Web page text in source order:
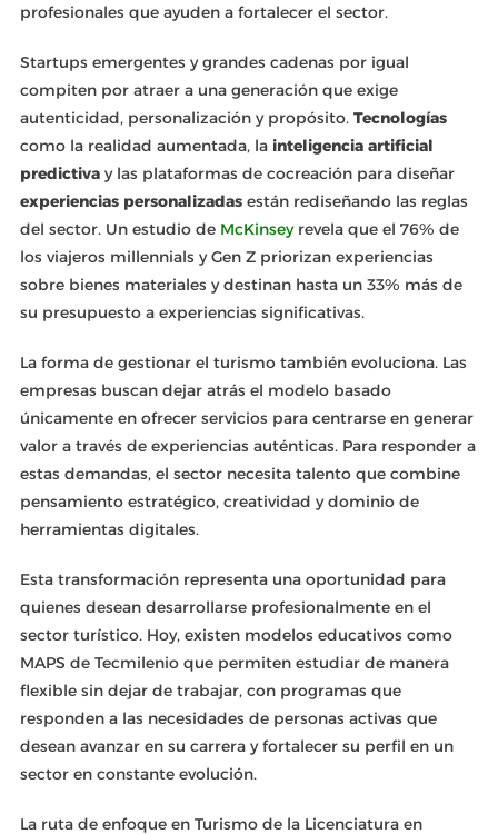
profesionales que ayuden a fortalecer el sector.
Startups emergentes y grandes cadenas por igual
compiten por atraer a una generación que exige
autenticidad, personalización y propósito. Tecnologías
como la realidad aumentada, la inteligencia artificial
predictivay las plataformas de cocreación para diseñar
experiencias personalizadas están rediseñando las reglas
del sector. Un estudio de McKinseyrevela que el 76% de
los viajeros millennials y Gen Z priorizan experiencias
sobre bienes materiales y destinan hasta un 33% más de
su presupuesto a experiencias significativas.
La forma de gestionar el turismo también evoluciona. Las
empresas buscan dejar atrás el modelo basado
únicamente en ofrecer servicios para centrarse en generar
valor a través de experiencias auténticas. Para responder a
estas demandas, el sector necesita talento que combine
pensamiento estratégico, creatividad y dominio de
herramientas digitales.
Esta transformación representa una oportunidad para
quienes desean desarrollarse profesionalmente en el
sector turístico. Hoy, existen modelos educativos como
MAPS de Tecmilenio que permiten estudiar de manera
flexible sin dejar de trabajar, con programas que
responden a las necesidades de personas activas que
desean avanzar en su carrera y fortalecer su perfil en un
sector en constante evolución.
La ruta de enfoque en Turismo de la Licenciatura en